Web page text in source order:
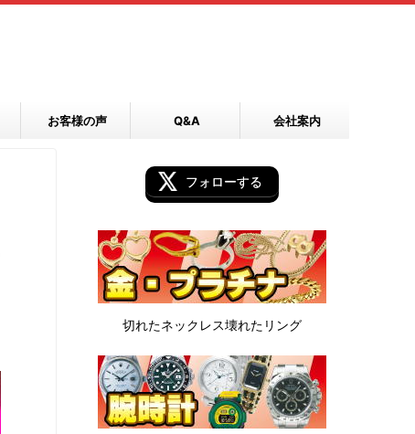
お客様の声 Q&A 会社案内
フォローする
切れたネックレス壊れたリング